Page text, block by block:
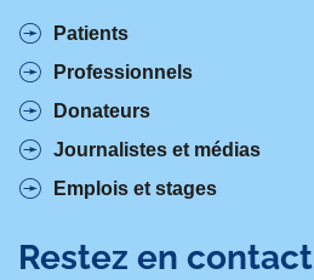
Patients
Professionnels
Donateurs
Journalistes et médias
Emplois et stages
Restez en contact